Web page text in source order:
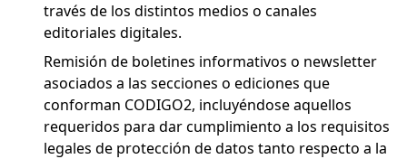
través de los distintos medios o canales
editoriales digitales.
Remisión de boletines informativos o newsletter
asociados a las secciones o ediciones que
conforman CODIGO2, incluyéndose aquellos
requeridos para dar cumplimiento a los requisitos
legales de protección de datos tanto respecto a la